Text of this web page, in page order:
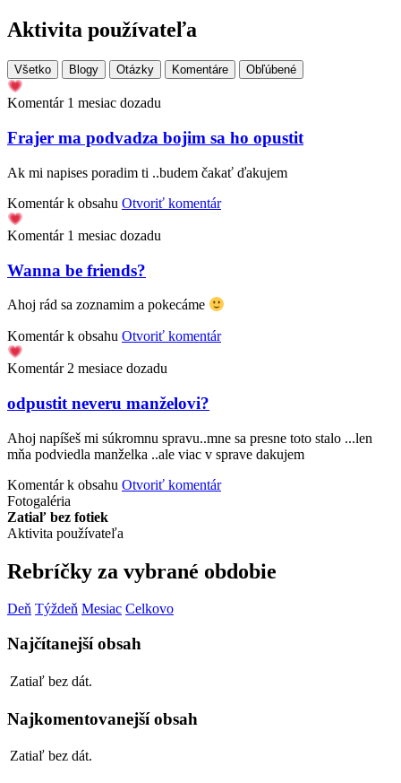
Aktivita používateľa
Všetko Blogy Otázky Komentáre Obľúbené
Komentár 1 mesiac dozadu
Frajer ma podvadza bojim sa ho opustit
Ak mi napises poradim ti ..budem čakať ďakujem
Komentár k obsahu Otvoriť komentár
Komentár 1 mesiac dozadu
Wanna be friends?
Ahoj rád sa zoznamim a pokecáme
Komentár k obsahu Otvoriť komentár
Komentár 2 mesiace dozadu
odpustit neveru manželovi?
Ahoj napíšeš mi súkromnu spravu..mne sa presne toto stalo ...len
mňa podviedla manželka ..ale viac v sprave dakujem
Komentár k obsahu Otvoriť komentár
Fotogaléria
Zatiaľ bez fotiek
Aktivita používateľa
Rebríčky za vybrané obdobie
Deň Týždeň Mesiac Celkovo
Najčítanejší obsah
Zatiaľ bez dát.
Najkomentovanejší obsah
Zatiaľ bez dát.